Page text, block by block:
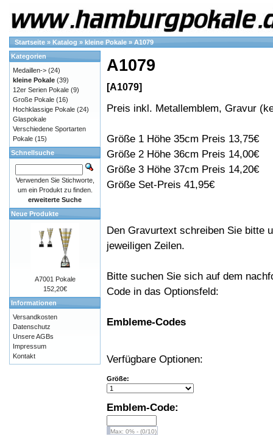
Startseite » Katalog » kleine Pokale » A1079
A1079
[A1079]
Preis inkl. Metallemblem, Gravur
Größe 1 Höhe 35cm Preis 13,75€
Größe 2 Höhe 36cm Preis 14,00€
Größe 3 Höhe 37cm Preis 14,20€
Größe Set-Preis 41,95€
Den Gravurtext schreiben Sie bitte
jeweiligen Zeilen.
Bitte suchen Sie sich auf dem
Code in das Optionsfeld:
Embleme-Codes
Verfügbare Optionen:
Größe:
Emblem-Code:
Max: 0% - (0/10)
Kategorien
Medaillen-> (24)
kleine Pokale (39)
12er Serien Pokale (9)
Große Pokale (16)
Hochklassige Pokale (24)
Glaspokale
Verschiedene Sportarten
Pokale (15)
Schnellsuche
Verwenden Sie Stichworte,
um ein Produkt zu finden.
erweiterte Suche
Neue Produkte
A7001 Pokale
152,20€
Informationen
Versandkosten
Datenschutz
Unsere AGBs
Impressum
Kontakt